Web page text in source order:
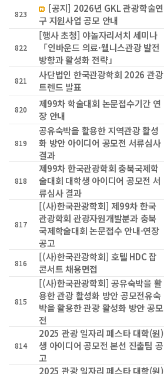
823
[공지] 2026년 GKL 관광학술연
구 지원사업 공모 안내
822
[행사 초청] 야놀자리서치 세미나
「인바운드 의료·웰니스관광 발전
방향과 활성화 전략」
821
사단법인 한국관광학회 2026 관광
트렌드 발표
820
제99차 학술대회 논문접수기간 연
장 안내
819
공유숙박을 활용한 지역관광 활성
화 방안 아이디어 공모전 서류심사
결과
818
제99차 한국관광학회 충북국제학
술대회 대학생 아이디어 공모전 서
류심사 결과
817
[(사)한국관광학회] 제99차 한국
관광학회 관광자원개발분과 충북
국제학술대회 논문접수 안내-연장
공고
816
[(사)한국관광학회] 호텔 HDC 잡
콘서트 채용면접
815
[(사)한국관광학회] 공유숙박을 활
용한 관광 활성화 방안 공모전유숙
박을 활용한 관광 활성화 방안 공모
전
814
2025 관광 일자리 페스타 대학(원)
생 아이디어 공모전 본선 진출팀 공
고
2025 관광 일자리 페스타 대학(원)